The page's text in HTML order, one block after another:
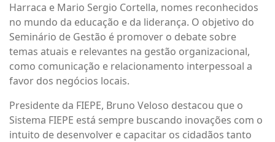
Harraca e Mario Sergio Cortella, nomes reconhecidos
no mundo da educação e da liderança. O objetivo do
Seminário de Gestão é promover o debate sobre
temas atuais e relevantes na gestão organizacional,
como comunicação e relacionamento interpessoal a
favor dos negócios locais.
Presidente da FIEPE, Bruno Veloso destacou que o
Sistema FIEPE está sempre buscando inovações com o
intuito de desenvolver e capacitar os cidadãos tanto